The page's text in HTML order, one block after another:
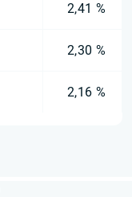
2,41 %
2,30 %
2,16 %